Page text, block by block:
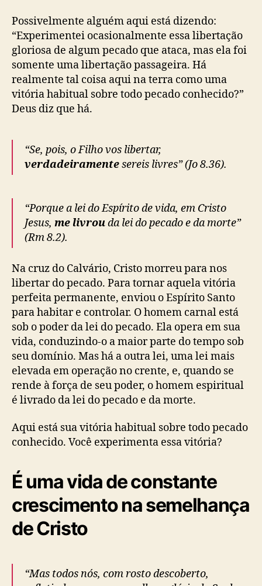
Possivelmente alguém aqui está dizendo:
“Experimentei ocasionalmente essa libertação
gloriosa de algum pecado que ataca, mas ela foi
somente uma libertação passageira. Há
realmente tal coisa aqui na terra como uma
vitória habitual sobre todo pecado conhecido?”
Deus diz que há.
“Se, pois, o Filho vos libertar,
verdadeiramentesereis livres” (Jo 8.36).
“Porque a lei do Espírito de vida, em Cristo
Jesus, me livrouda lei do pecado e da morte”
(Rm 8.2).
Na cruz do Calvário, Cristo morreu para nos
libertar do pecado. Para tornar aquela vitória
perfeita permanente, enviou o Espírito Santo
para habitar e controlar. O homem carnal está
sob o poder da lei do pecado. Ela opera em sua
vida, conduzindo-o a maior parte do tempo sob
seu domínio. Mas há a outra lei, uma lei mais
elevada em operação no crente, e, quando se
rende à força de seu poder, o homem espiritual
é livrado da lei do pecado e da morte.
Aqui está sua vitória habitual sobre todo pecado
conhecido. Você experimenta essa vitória?
É uma vida de constante
crescimento na semelhança
de Cristo
“Mas todos nós, com rosto descoberto,